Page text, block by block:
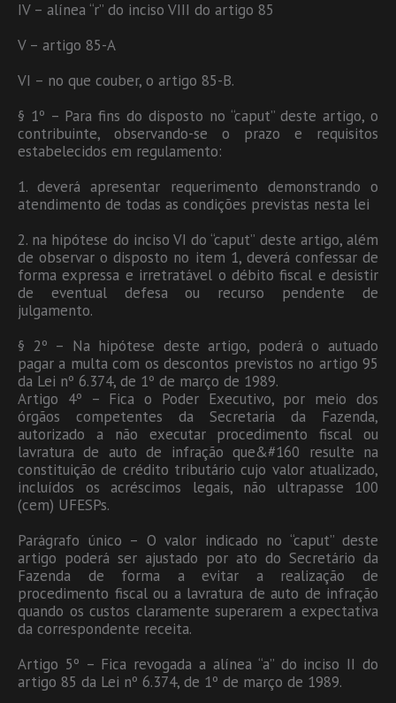
IV – alínea “r” do inciso VIII do artigo 85
V – artigo 85-A
VI – no que couber, o artigo 85-B.
§ 1º – Para fins do disposto no “caput” deste artigo, o
contribuinte, observando-se o prazo e requisitos
estabelecidos em regulamento:
1. deverá apresentar requerimento demonstrando o
atendimento de todas as condições previstas nesta lei
2. na hipótese do inciso VI do “caput” deste artigo, além
de observar o disposto no item 1, deverá confessar de
forma expressa e irretratável o débito fiscal e desistir
de eventual defesa ou recurso pendente de
julgamento.
§ 2º – Na hipótese deste artigo, poderá o autuado
pagar a multa com os descontos previstos no artigo 95
da Lei nº 6.374, de 1º de março de 1989.
Artigo 4º – Fica o Poder Executivo, por meio dos
órgãos competentes da Secretaria da Fazenda,
autorizado a não executar procedimento fiscal ou
lavratura de auto de infração que&#160 resulte na
constituição de crédito tributário cujo valor atualizado,
incluídos os acréscimos legais, não ultrapasse 100
(cem) UFESPs.
Parágrafo único – O valor indicado no “caput” deste
artigo poderá ser ajustado por ato do Secretário da
Fazenda de forma a evitar a realização de
procedimento fiscal ou a lavratura de auto de infração
quando os custos claramente superarem a expectativa
da correspondente receita.
Artigo 5º – Fica revogada a alínea “a” do inciso II do
artigo 85 da Lei nº 6.374, de 1º de março de 1989.